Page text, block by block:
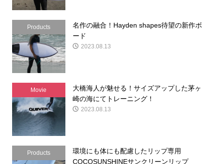
Products
名作の融合！Hayden shapes待望の新作ボ
ード
2023.08.13
Movie
大橋海人が魅せる！サイズアップした茅ヶ
崎の海にてトレーニング！
2023.08.13
Products
環境にも体にも配慮したリップ専用
COCOSUNSHINEサンクリーンリップ